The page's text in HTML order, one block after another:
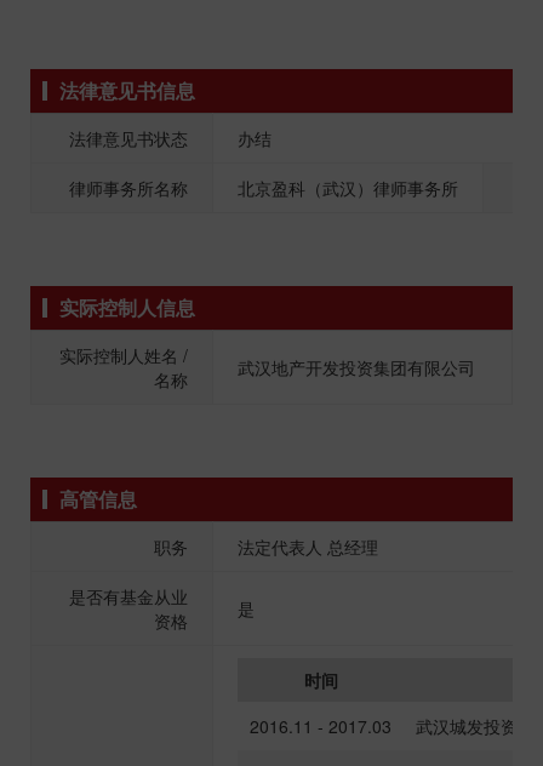
法律意见书信息
法律意见书状态 办结
律师事务所名称 北京盈科（武汉）律师事务所
实际控制人信息
实际控制人姓名 /
名称
武汉地产开发投资集团有限公司
高管信息
职务 法定代表人 总经理
是否有基金从业
资格
是
时间
2016.11 - 2017.03
武汉城发投资基